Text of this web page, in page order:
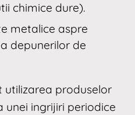
chimice dure).
metalice aspre
depunerilor de
utilizarea produselor
unei ingrijiri periodice